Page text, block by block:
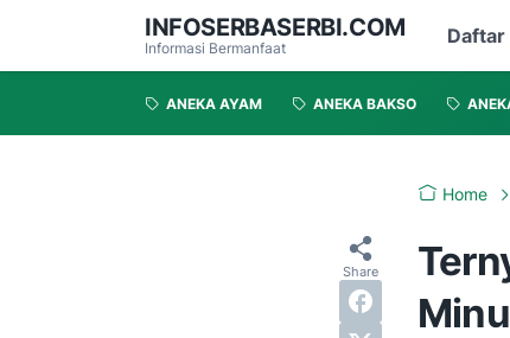
INFOSERBASERBI.COM
Informasi Bermanfaat
Daftar
ANEKA AYAM ANEKA BAKSO
Home